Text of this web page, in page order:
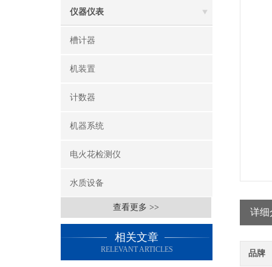
仪器仪表
槽计器
机装置
计数器
机器系统
电火花检测仪
水质设备
查看更多 >>
相关文章
RELEVANT ARTICLES
详细
品牌